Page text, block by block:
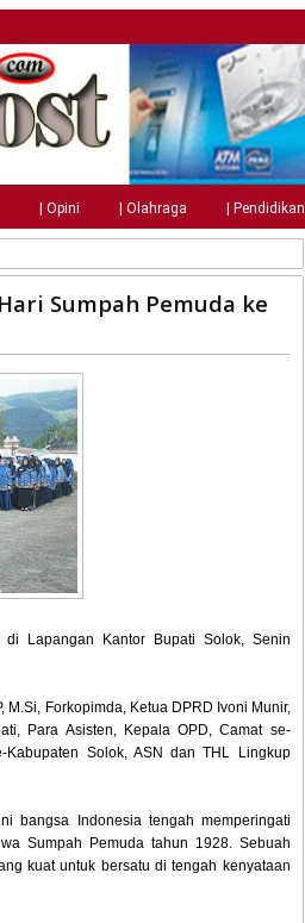
| Opini | Olahraga | Pendidikan
Sumpah Pemuda ke
Lapangan Kantor Bupati Solok, Senin
Forkopimda, Ketua DPRD Ivoni Munir,
Para Asisten, Kepala OPD, Camat se-
Solok, ASN dan THL Lingkup
bangsa Indonesia tengah memperingati
Sumpah Pemuda tahun 1928. Sebuah
kuat untuk bersatu di tengah kenyataan